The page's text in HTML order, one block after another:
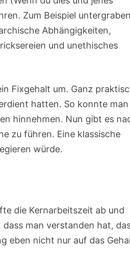
Zum Beispiel
Abhängigkeiten,
und unethisches
Fixgehalt um. Ganz
hatten. So konnte man
hinnehmen. Nun gibt es
zu führen. Eine klassische
würde.
die Kernarbeitszeit ab und
man verstanden hat,
eben nicht nur auf das